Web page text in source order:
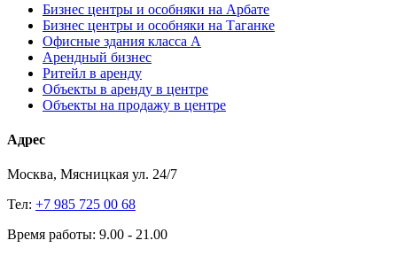
Бизнес центры и особняки на Арбате
Бизнес центры и особняки на Таганке
Офисные здания класса А
Арендный бизнес
Ритейл в аренду
Объекты в аренду в центре
Объекты на продажу в центре
Адрес
Москва, Мясницкая ул. 24/7
Тел: +7 985 725 00 68
Время работы: 9.00 - 21.00